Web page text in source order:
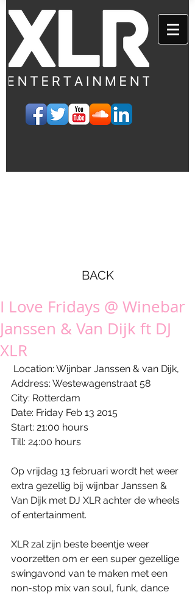
BACK
I Love Fridays @ Winebar
Janssen & Van Dijk ft DJ
XLR
Address: Westewagenstraat 58
City: Rotterdam
Date: Friday Feb 13 2015
Start: 21:00 hours
Till: 24:00 hours
Op vrijdag 13 februari wordt het weer
extra gezellig bij wijnbar Janssen &
Van Dijk met DJ XLR achter de wheels
of entertainment.
XLR zal zijn beste beentje weer
voorzetten om er een super gezellige
swingavond van te maken met een
non-stop mix van soul, funk, dance